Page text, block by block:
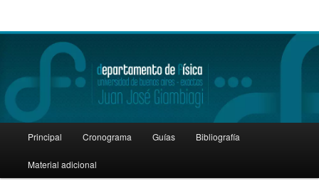
Skip
to
Principal Cronograma Guías Bibliografía
Material adicional